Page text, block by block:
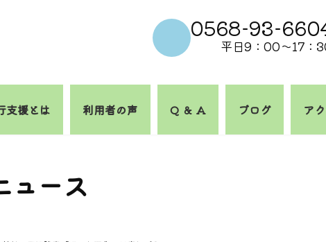
0568-93-
平日9：00～17：
支援とは 利用者の声 Q ＆ A ブログ ア
ュース